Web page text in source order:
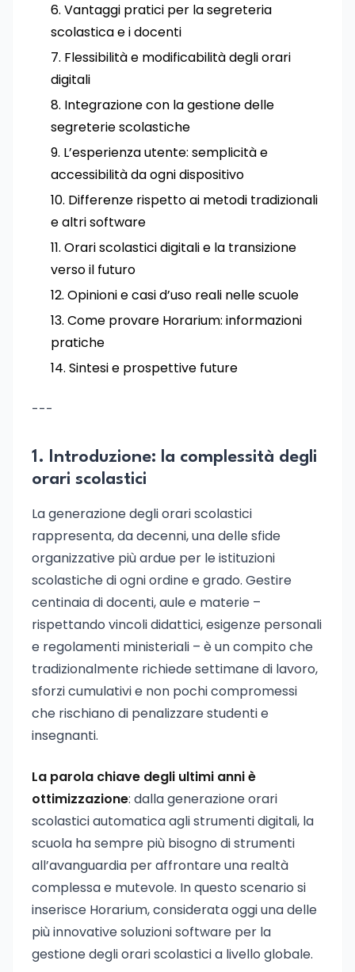
Vantaggi pratici per la segreteria
scolastica e i docenti
Flessibilità e modificabilità degli orari
digitali
Integrazione con la gestione delle
segreterie scolastiche
L’esperienza utente: semplicità e
accessibilità da ogni dispositivo
Differenze rispetto ai metodi tradizionali
e altri software
Orari scolastici digitali e la transizione
verso il futuro
Opinioni e casi d’uso reali nelle scuole
Come provare Horarium: informazioni
pratiche
Sintesi e prospettive future
---
1. Introduzione: la complessità degli
orari scolastici
La generazione degli orari scolastici
rappresenta, da decenni, una delle sfide
organizzative più ardue per le istituzioni
scolastiche di ogni ordine e grado. Gestire
centinaia di docenti, aule e materie –
rispettando vincoli didattici, esigenze personali
e regolamenti ministeriali – è un compito che
tradizionalmente richiede settimane di lavoro,
sforzi cumulativi e non pochi compromessi
che rischiano di penalizzare studenti e
insegnanti.
La parola chiave degli ultimi anni è
ottimizzazione: dalla generazione orari
scolastici automatica agli strumenti digitali, la
scuola ha sempre più bisogno di strumenti
all’avanguardia per affrontare una realtà
complessa e mutevole. In questo scenario si
inserisce Horarium, considerata oggi una delle
più innovative soluzioni software per la
gestione degli orari scolastici a livello globale.